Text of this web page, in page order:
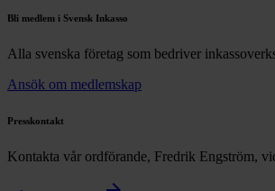
Bli medlem i Svensk Inkasso
Alla svenska företag som bedriver
Ansök om medlemskap
Presskontakt
Kontakta vår ordförande, Fredrik Engström,